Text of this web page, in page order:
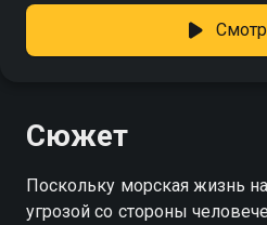
Сюжет
Поскольку морская жизнь
угрозой со стороны